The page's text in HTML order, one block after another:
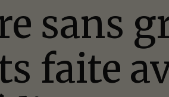
1.866.864.6112
sans
faite